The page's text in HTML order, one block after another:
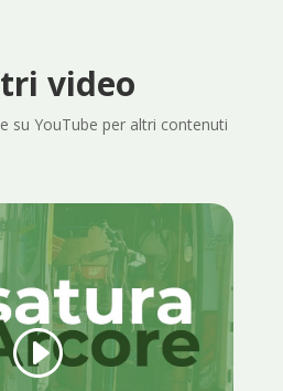
video
su YouTube per altri contenuti